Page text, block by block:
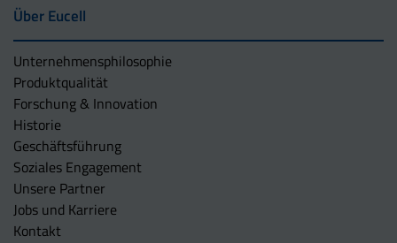
Über Eucell
Unternehmens­philosophie
Produktqualität
Forschung & Innovation
Historie
Geschäftsführung
Soziales Engagement
Unsere Partner
Jobs und Karriere
Kontakt